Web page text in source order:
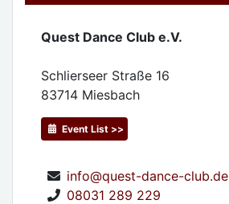
Quest Dance Club e.V.
Schlierseer Straße 16
83714 Miesbach
Event List >>
info@quest-dance-club.de
08031 289 229